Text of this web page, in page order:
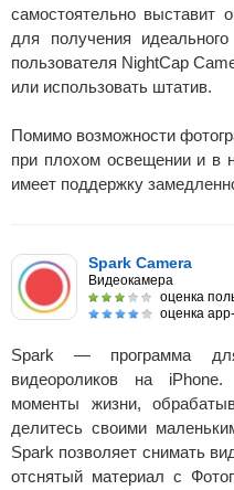
самостоятельно выставит
для получения
пользователя NightCap
или использовать штатив.
Помимо возможности
при плохом освещении и в
имеет поддержку
Spark Camera
Видеокамера
оценка
оценка
Spark — программа
видеороликов на
моменты жизни,
делитесь своими
Spark позволяет снимать
отснятый материал с